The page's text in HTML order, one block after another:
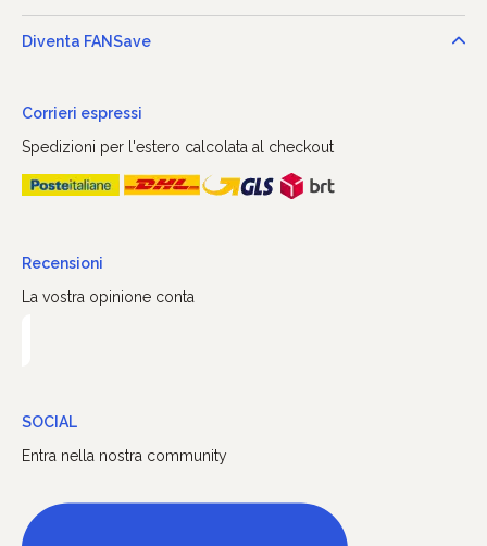
Diventa FANSave
Corrieri espressi
Spedizioni per l'estero calcolata al checkout
Recensioni
La vostra opinione conta
SOCIAL
Entra nella nostra community